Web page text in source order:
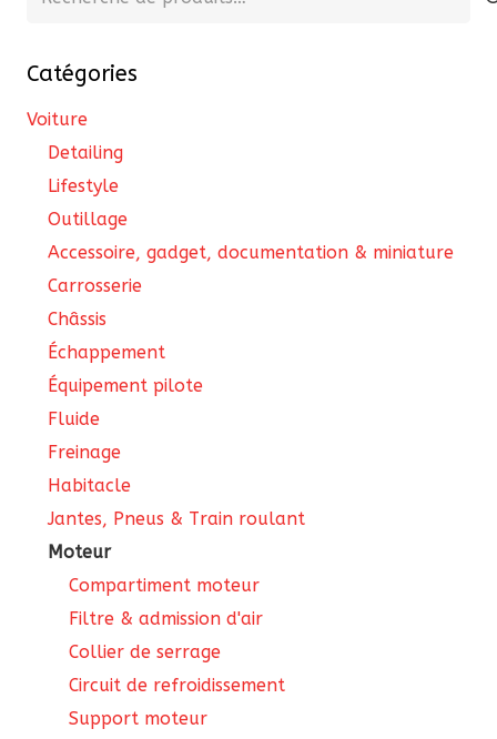
Catégories
Voiture
Detailing
Lifestyle
Outillage
Accessoire, gadget, documentation & miniature
Carrosserie
Châssis
Échappement
Équipement pilote
Fluide
Freinage
Habitacle
Jantes, Pneus & Train roulant
Moteur
Compartiment moteur
Filtre & admission d'air
Collier de serrage
Circuit de refroidissement
Support moteur